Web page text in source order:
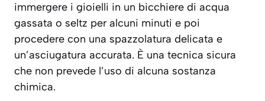
immergere i gioielli in un bicchiere di acqua
gassata o seltz per alcuni minuti e poi
procedere con una spazzolatura delicata e
un’asciugatura accurata. È una tecnica sicura
che non prevede l’uso di alcuna sostanza
chimica.